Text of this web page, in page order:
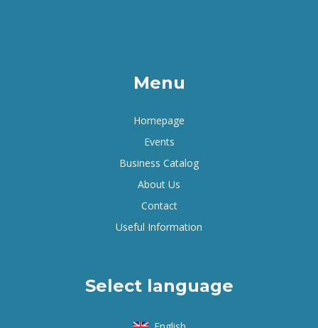
Menu
Homepage
Events
Business Catalog
About Us
Contact
Useful Information
Select language